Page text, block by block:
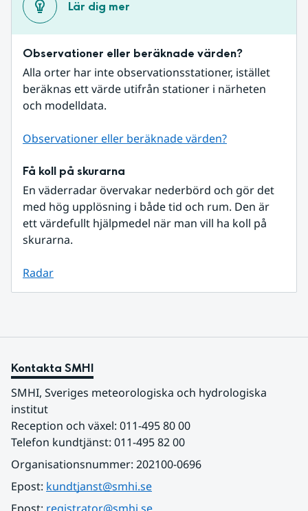
Lär dig mer
Observationer eller beräknade värden?
Alla orter har inte observationsstationer, istället
beräknas ett värde utifrån stationer i närheten
och modelldata.
Observationer eller beräknade värden?
Få koll på skurarna
En väderradar övervakar nederbörd och gör det
med hög upplösning i både tid och rum. Den är
ett värdefullt hjälpmedel när man vill ha koll på
skurarna.
Radar
Kontakta SMHI
SMHI, Sveriges meteorologiska och hydrologiska
institut
Reception och växel: 011-495 80 00
Telefon kundtjänst: 011-495 82 00
Organisationsnummer: 202100-0696
Epost: kundtjanst@smhi.se